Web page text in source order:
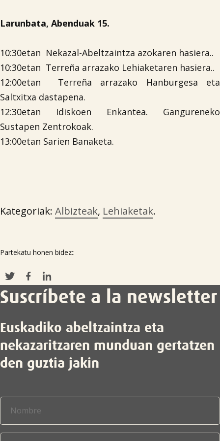
Larunbata, Abenduak 15.
10:30etan Nekazal-Abeltzaintza azokaren hasiera..
10:30etan Terreña arrazako Lehiaketaren hasiera..
12:00etan Terreña arrazako Hanburgesa eta
Saltxitxa dastapena.
12:30etan Idiskoen Enkantea. Gangureneko
Sustapen Zentrokoak.
13:00etan Sarien Banaketa.
Kategoriak: Albizteak, Lehiaketak.
Partekatu honen bidez::
Suscríbete a la newsletter
Euskadiko abeltzaintza eta
nekazaritzaren munduan gertatzen
den guztia jakin